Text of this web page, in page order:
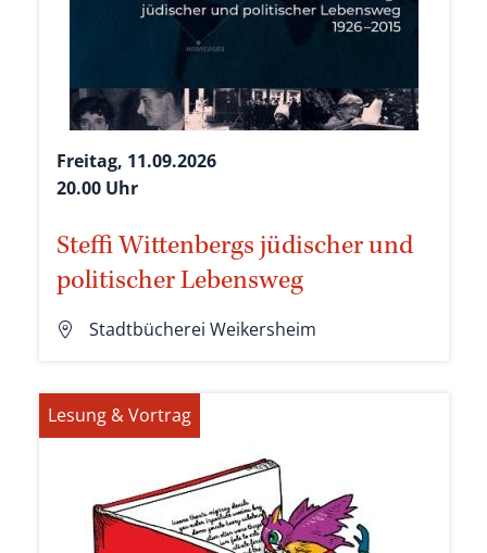
Freitag, 11.09.2026
20.00 Uhr
Steffi Wittenbergs jüdischer und
politischer Lebensweg
Stadtbücherei Weikersheim
Lesung & Vortrag